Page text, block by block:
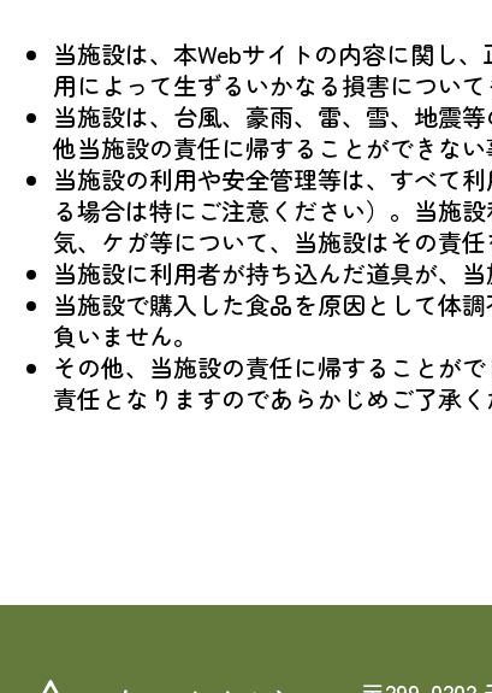
当施設は、本Webサイトの内容に関し
用によって生ずるいかなる損害について
当施設は、台風、豪雨、雷、雪、地震
他当施設の責任に帰することができな
当施設の利用や安全管理等は、すべて
る場合は特にご注意ください）。当施
気、ケガ等について、当施設はその責任
当施設に利用者が持ち込んだ道具が、
当施設で購入した食品を原因として体
負いません。
その他、当施設の責任に帰することが
責任となりますのであらかじめご了承く